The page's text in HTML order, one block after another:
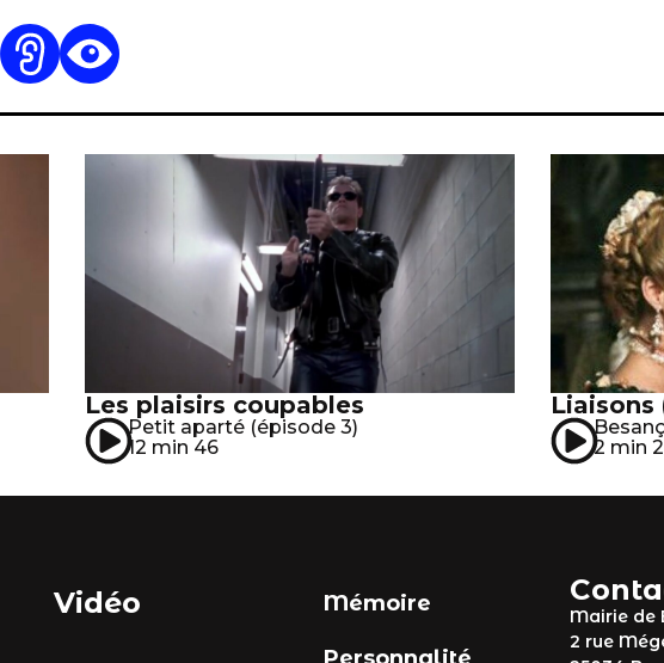
Les plaisirs coupables
Petit aparté (épisode 3)
12 min 46
Liaisons
2 min
Vidéo Mémoire
Mairie de
2 rue